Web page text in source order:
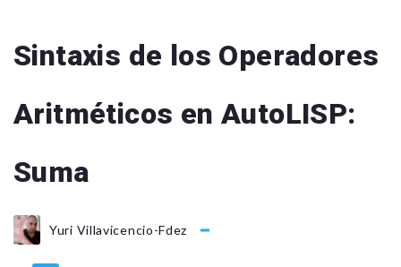
Sintaxis de los Operadores
Aritméticos en AutoLISP:
Suma
Yuri Villavicencio-Fdez